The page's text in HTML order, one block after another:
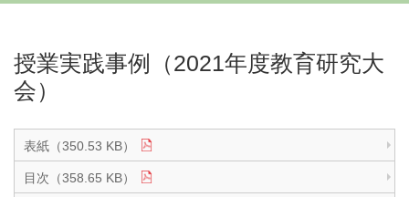
授業実践事例（2021年度教育研究大
会）
表紙（350.53 KB）
目次（358.65 KB）